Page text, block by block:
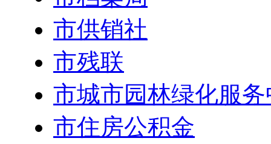
市供销社
市残联
市城市园林绿化服
市住房公积金